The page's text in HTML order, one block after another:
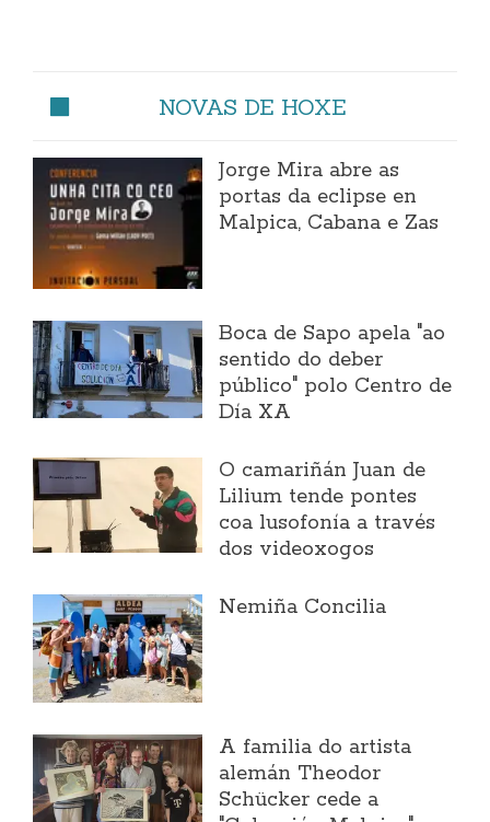
NOVAS DE HOXE
Jorge Mira abre as
portas da eclipse en
Malpica, Cabana e Zas
Boca de Sapo apela "ao
sentido do deber
público" polo Centro de
Día XA
O camariñán Juan de
Lilium tende pontes
coa lusofonía a través
dos videoxogos
Nemiña Concilia
A familia do artista
alemán Theodor
Schücker cede a